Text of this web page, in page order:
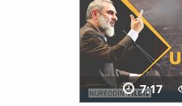
7:17